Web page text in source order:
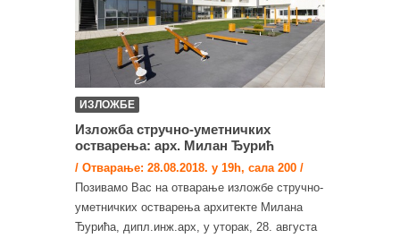
ИЗЛОЖБЕ
Изложба стручно-уметничких
остварења: арх. Милан Ђурић
/ Отварање: 28.08.2018. у 19h, сала 200 /
Позивамо Вас на отварање изложбе стручно-
уметничких остварења архитекте Милана
Ђурића, дипл.инж.арх, у уторак, 28. августа